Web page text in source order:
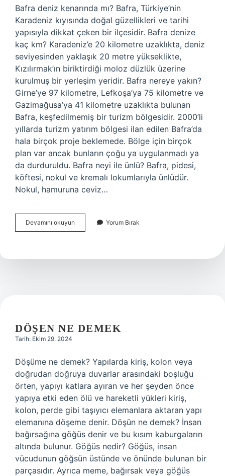
Bafra deniz kenarında mı? Bafra, Türkiye’nin
Karadeniz kıyısında doğal güzellikleri ve tarihi
yapısıyla dikkat çeken bir ilçesidir. Bafra denize
kaç km? Karadeniz’e 20 kilometre uzaklıkta, deniz
seviyesinden yaklaşık 20 metre yükseklikte,
Kızılırmak’ın biriktirdiği moloz düzlük üzerine
kurulmuş bir yerleşim yeridir. Bafra nereye yakın?
Girne’ye 97 kilometre, Lefkoşa’ya 75 kilometre ve
Gazimağusa’ya 41 kilometre uzaklıkta bulunan
Bafra, keşfedilmemiş bir turizm bölgesidir. 2000’li
yıllarda turizm yatırım bölgesi ilan edilen Bafra’da
hala birçok proje beklemede. Bölge için birçok
plan var ancak bunların çoğu ya uygulanmadı ya
da durduruldu. Bafra neyi ile ünlü? Bafra, pidesi,
köftesi, nokul ve kremalı lokumlarıyla ünlüdür.
Nokul, hamuruna ceviz…
Devamını okuyun
Denize
Yorum Bırak
DÖŞEN NE DEMEK
Tarih: Ekim 29, 2024
Döşüme ne demek? Yapılarda kiriş, kolon veya
doğrudan doğruya duvarlar arasındaki boşluğu
örten, yapıyı katlara ayıran ve her şeyden önce
yapıya etki eden ölü ve hareketli yükleri kiriş,
kolon, perde gibi taşıyıcı elemanlara aktaran yapı
elemanına döşeme denir. Döşün ne demek? İnsan
bağırsağına göğüs denir ve bu kısım kaburgaların
altında bulunur. Göğüs nedir? Göğüs, insan
vücudunun göğsün üstünde ve önünde bulunan bir
parçasıdır. Ayrıca meme, bağırsak veya göğüs